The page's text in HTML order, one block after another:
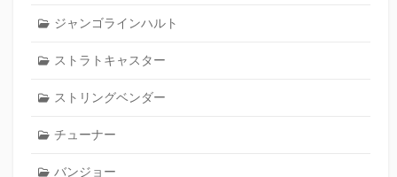
ジャンゴラインハルト
ストラトキャスター
ストリングベンダー
チューナー
バンジョー